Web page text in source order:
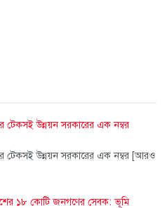
টেকসই উন্নয়ন সরকারের এক নম্বর
টেকসই উন্নয়ন সরকারের এক নম্বর [আরও
১৮ কোটি জনগণের সেবক: ভূমি